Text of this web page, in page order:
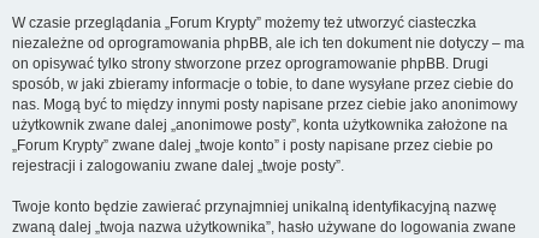
W czasie przeglądania „Forum Krypty” możemy też utworzyć ciasteczka
niezależne od oprogramowania phpBB, ale ich ten dokument nie dotyczy – ma
on opisywać tylko strony stworzone przez oprogramowanie phpBB. Drugi
sposób, w jaki zbieramy informacje o tobie, to dane wysyłane przez ciebie do
nas. Mogą być to między innymi posty napisane przez ciebie jako anonimowy
użytkownik zwane dalej „anonimowe posty”, konta użytkownika założone na
„Forum Krypty” zwane dalej „twoje konto” i posty napisane przez ciebie po
rejestracji i zalogowaniu zwane dalej „twoje posty”.
Twoje konto będzie zawierać przynajmniej unikalną identyfikacyjną nazwę
zwaną dalej „twoja nazwa użytkownika”, hasło używane do logowania zwane